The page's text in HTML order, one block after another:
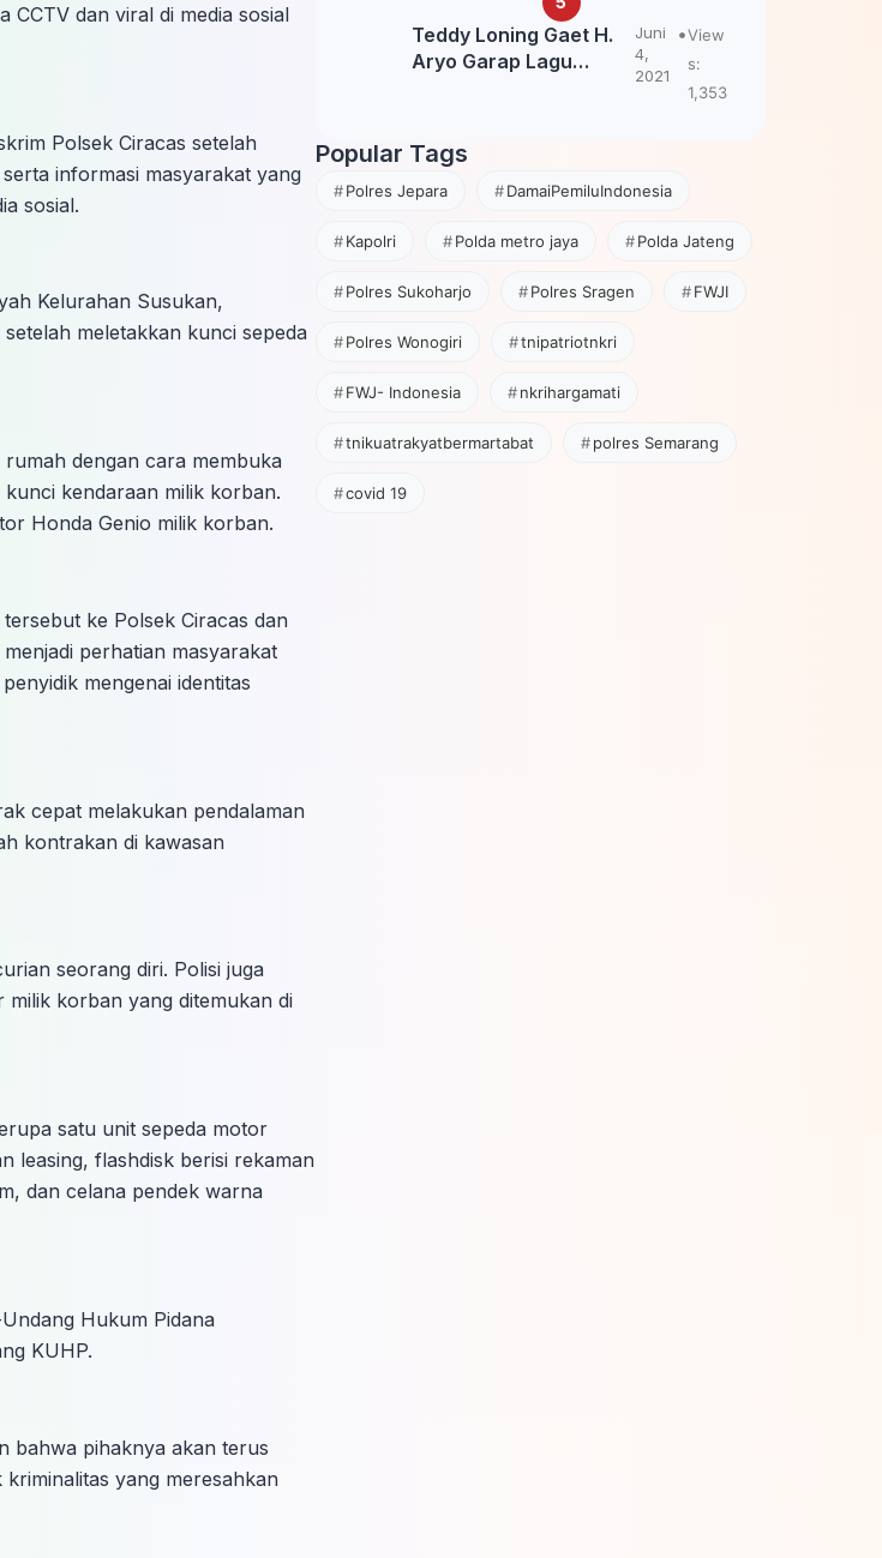
dan viral di media sosial
Polsek Ciracas setelah
informasi masyarakat yang
sosial.
Kelurahan Susukan,
meletakkan kunci sepeda
dengan cara membuka
kendaraan milik korban.
Honda Genio milik korban.
ke Polsek Ciracas dan
perhatian masyarakat
mengenai identitas
cepat melakukan pendalaman
kontrakan di kawasan
seorang diri. Polisi juga
korban yang ditemukan di
satu unit sepeda motor
leasing, flashdisk berisi rekaman
dan celana pendek warna
Hukum Pidana
KUHP.
bahwa pihaknya akan terus
yang meresahkan
Teddy Loning Gaet H.
Aryo Garap Lagu
Juni
4,
2021
View
s:
1,353
Popular Tags
Polres Jepara DamaiPemiluIndonesia
Kapolri Polda metro jaya Polda Jateng
Polres Sukoharjo Polres Sragen FWJI
Polres Wonogiri tnipatriotnkri
FWJ- Indonesia nkrihargamati
tnikuatrakyatbermartabat polres Semarang
covid 19